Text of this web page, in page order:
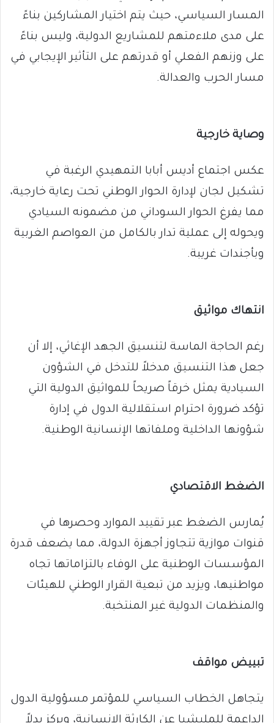
المسار السياسي، حيث يتم اختيار المشاركين بناءً
على مدى ملاءمتهم للمشاريع الدولية، وليس بناءً
على وزنهم الفعلي أو قدرتهم على التأثير الإيجابي في
مسار الحرب والعدالة.
وصاية خارجية
عكس اجتماع أديس أبابا التمهيدي الرغبة في
تشكيل لجان لإدارة الحوار الوطني تحت رعاية خارجية،
مما يفرغ الحوار السوداني من مضمونه السيادي
ويحوله إلى عملية تدار بالكامل من العواصم الغربية
وبأجندات غريبة.
انتهاك مواثيق
رغم الحاجة الماسة لتنسيق الجهد الإغاثي، إلا أن
جعل هذا التنسيق مدخلاً للتدخل في الشؤون
السيادية يمثل خرقاً صريحاً للمواثيق الدولية التي
تؤكد ضرورة احترام استقلالية الدول في إدارة
شؤونها الداخلية وملفاتها الإنسانية الوطنية.
الضغط الاقتصادي
يُمارس الضغط عبر تقييد الموارد وحصرها في
قنوات موازية تتجاوز أجهزة الدولة، مما يضعف قدرة
المؤسسات الوطنية على الوفاء بالتزاماتها تجاه
مواطنيها، ويزيد من تبعية القرار الوطني للهيئات
والمنظمات الدولية غير المنتخبة.
تبييض مواقف
يتجاهل الخطاب السياسي للمؤتمر مسؤولية الدول
الداعمة للمليشيا عن الكارثة الإنسانية، ويركز بدلاً